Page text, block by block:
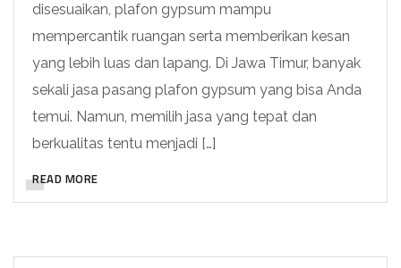
disesuaikan, plafon gypsum mampu
mempercantik ruangan serta memberikan kesan
yang lebih luas dan lapang. Di Jawa Timur, banyak
sekali jasa pasang plafon gypsum yang bisa Anda
temui. Namun, memilih jasa yang tepat dan
berkualitas tentu menjadi […]
READ MORE